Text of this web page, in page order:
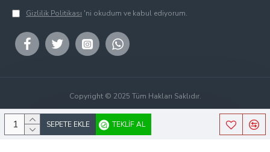
SEPETE EKLE TEKLIF AL
Gizlilik Politikası 'ni okudum ve kabul ediyorum.
Copyright © 2025 Tüm Hakları Saklıdır.